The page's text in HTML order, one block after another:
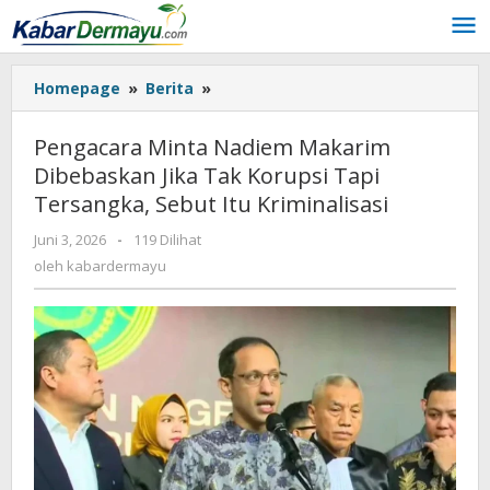
Lewati
ke
konten
Homepage » Berita »
Minta
Nadiem
Makarim
Dibebaskan
Jika
Tersangka,
Sebut
Itu
Kriminalisasi
Pengacara Minta Nadiem Makarim
Dibebaskan Jika Tak Korupsi Tapi
Tersangka, Sebut Itu Kriminalisasi
Juni 3, 2026
oleh
kabardermayu
-
119 Dilihat
oleh kabardermayu